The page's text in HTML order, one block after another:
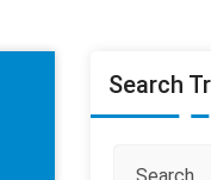
Search